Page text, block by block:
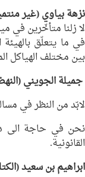
نزهة بياوي(غير
لا زلنا متأخّرين في
في ما يتعلّق
بين مختلف الهياكل
جميلة الجويني
لابّد من النظر في
نحن في حاجة الى
القانونية.
ابراهيم بن سعيد